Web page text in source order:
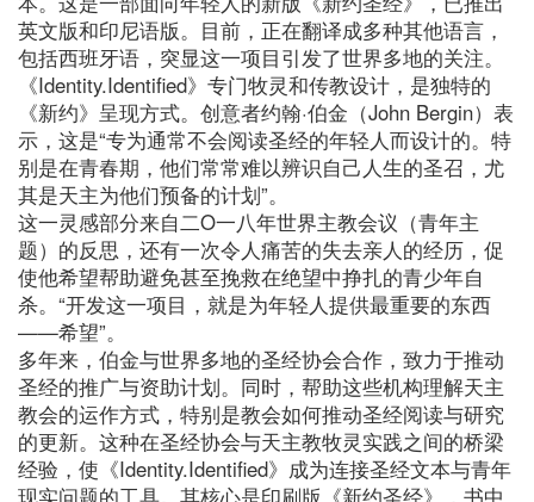
英文版和印尼语版。目前，正在翻译成多种其他语言，
包括西班牙语，突显这一项目引发了世界多地的关注。
《Identity.Identified》专门牧灵和传教设计，是独特的
《新约》呈现方式。创意者约翰·伯金（John Bergin）表
示，这是“专为通常不会阅读圣经的年轻人而设计的。特
别是在青春期，他们常常难以辨识自己人生的圣召，尤
其是天主为他们预备的计划”。
这一灵感部分来自二O一八年世界主教会议（青年主
题）的反思，还有一次令人痛苦的失去亲人的经历，促
使他希望帮助避免甚至挽救在绝望中挣扎的青少年自
杀。“开发这一项目，就是为年轻人提供最重要的东西
——希望”。
多年来，伯金与世界多地的圣经协会合作，致力于推动
圣经的推广与资助计划。同时，帮助这些机构理解天主
教会的运作方式，特别是教会如何推动圣经阅读与研究
的更新。这种在圣经协会与天主教牧灵实践之间的桥梁
经验，使《Identity.Identified》成为连接圣经文本与青年
现实问题的工具。其核心是印刷版《新约圣经》，书中